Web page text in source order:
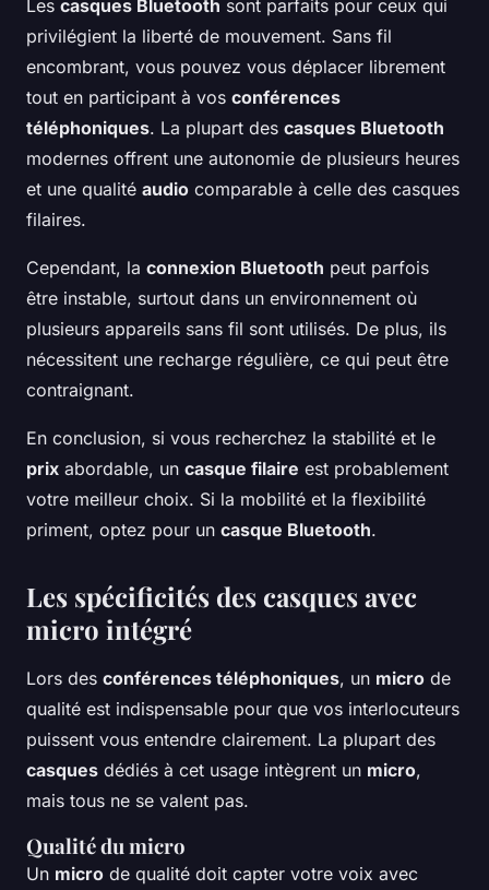
Les casques Bluetooth sont parfaits pour ceux qui
privilégient la liberté de mouvement. Sans fil
encombrant, vous pouvez vous déplacer librement
tout en participant à vos conférences
téléphoniques. La plupart des casques Bluetooth
modernes offrent une autonomie de plusieurs heures
et une qualité audio comparable à celle des casques
filaires.
Cependant, la connexion Bluetooth peut parfois
être instable, surtout dans un environnement où
plusieurs appareils sans fil sont utilisés. De plus, ils
nécessitent une recharge régulière, ce qui peut être
contraignant.
En conclusion, si vous recherchez la stabilité et le
prix abordable, un casque filaire est probablement
votre meilleur choix. Si la mobilité et la flexibilité
priment, optez pour un casque Bluetooth.
Les spécificités des casques avec
micro intégré
Lors des conférences téléphoniques, un micro de
qualité est indispensable pour que vos interlocuteurs
puissent vous entendre clairement. La plupart des
casques dédiés à cet usage intègrent un micro,
mais tous ne se valent pas.
Qualité du micro
Un micro de qualité doit capter votre voix avec